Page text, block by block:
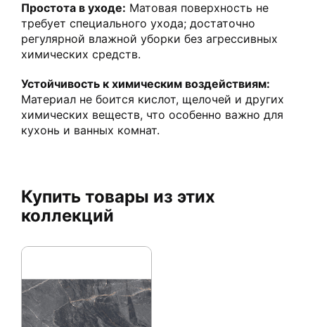
Простота в уходе: Матовая поверхность не
требует специального ухода; достаточно
регулярной влажной уборки без агрессивных
химических средств.
Устойчивость к химическим воздействиям:
Материал не боится кислот, щелочей и других
химических веществ, что особенно важно для
кухонь и ванных комнат.
Купить товары из этих
коллекций